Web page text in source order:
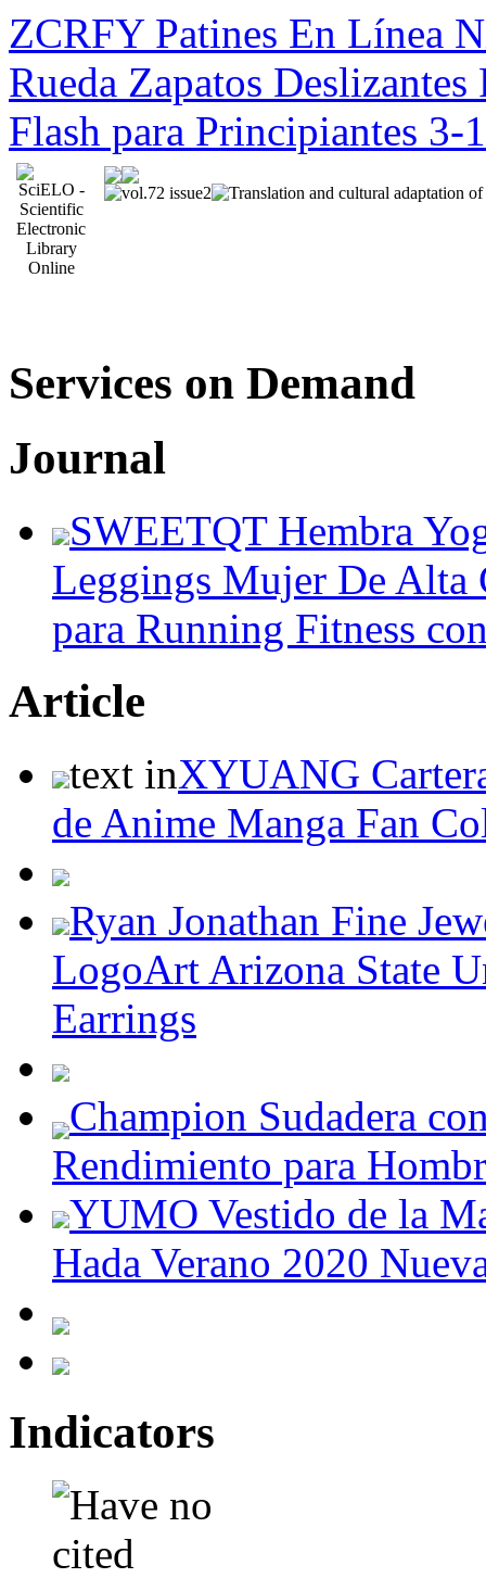
ZCRFY Patines En Línea
Rueda Zapatos
Flash para Principiantes 3-
Services on Demand
Journal
SWEETQT Hembra
Leggings Mujer De Alta
para Running Fitness
Article
text inXYUANG
de Anime Manga Fan
Ryan Jonathan Fine
LogoArt Arizona State
Earrings
Champion Sudadera
Rendimiento para
YUMO Vestido de la
Hada Verano 2020
Indicators